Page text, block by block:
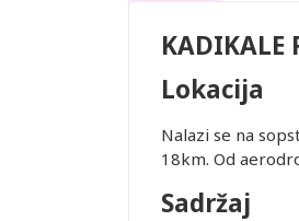
KADIKALE
Lokacija
Nalazi se na
18km. Od
Sadržaj